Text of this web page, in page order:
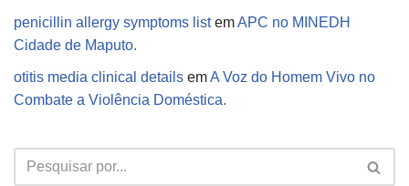
penicillin allergy symptoms listemAPC no MINEDH
Cidade de Maputo.
otitis media clinical details emA Voz do Homem Vivo no
Combate a Violência Doméstica.